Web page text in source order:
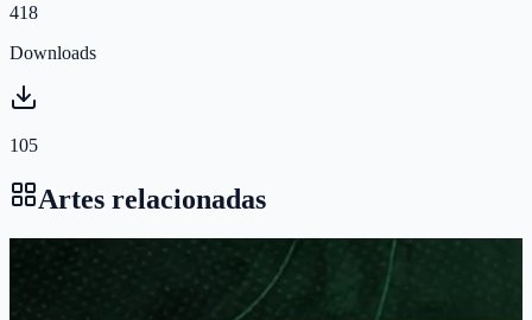
418
Downloads
105
Artes relacionadas